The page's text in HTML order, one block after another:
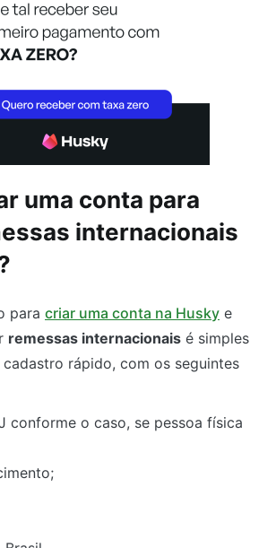
uma conta para
internacionais
para criar uma conta na Husky e
remessas internacionais é simples
rápido, com os seguintes
conforme o caso, se pessoa física